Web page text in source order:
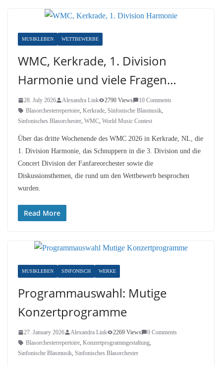
MUSIKLEBEN WETTBEWERBE
WMC, Kerkrade, 1. Division
Harmonie und viele Fragen…
28. July 2026 Alexandra Link 2790 Views
10 Comments
Blasorchesterrepertoire, Kerkrade, Sinfonische Blasmusik,
Sinfonisches Blasorchester, WMC, World Music Contest
Über das dritte Wochenende des WMC 2026 in Kerkrade, NL, die
1. Division Harmonie, das Schnuppern in die 3. Division und die
Concert Division der Fanfareorchester sowie die
Diskussionsthemen, die rund um den Wettbewerb besprochen
wurden.
Read More
MUSIKLEBEN SINFONISCH WERKE
Programmauswahl: Mutige
Konzertprogramme
27. January 2026 Alexandra Link 2269 Views
0 Comments
Blasorchesterrepertoire, Konzertprogrammgestaltung,
Sinfonische Blasmusik, Sinfonisches Blasorchester